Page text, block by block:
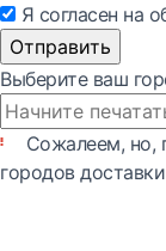
Я согласен на
Отправить
Выберите ваш
Сожалеем, но,
городов доставки